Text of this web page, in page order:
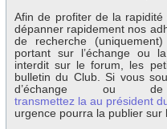
Afin de profiter de la
dépanner rapidement nos
de recherche
portant sur l’échange ou
interdit sur le forum, les
bulletin du Club. Si vous
d’échange ou
transmettez la au président
urgence pourra la publier sur